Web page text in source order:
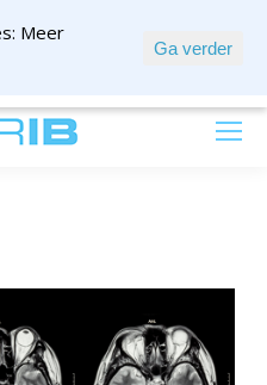
Meer
Ga verder